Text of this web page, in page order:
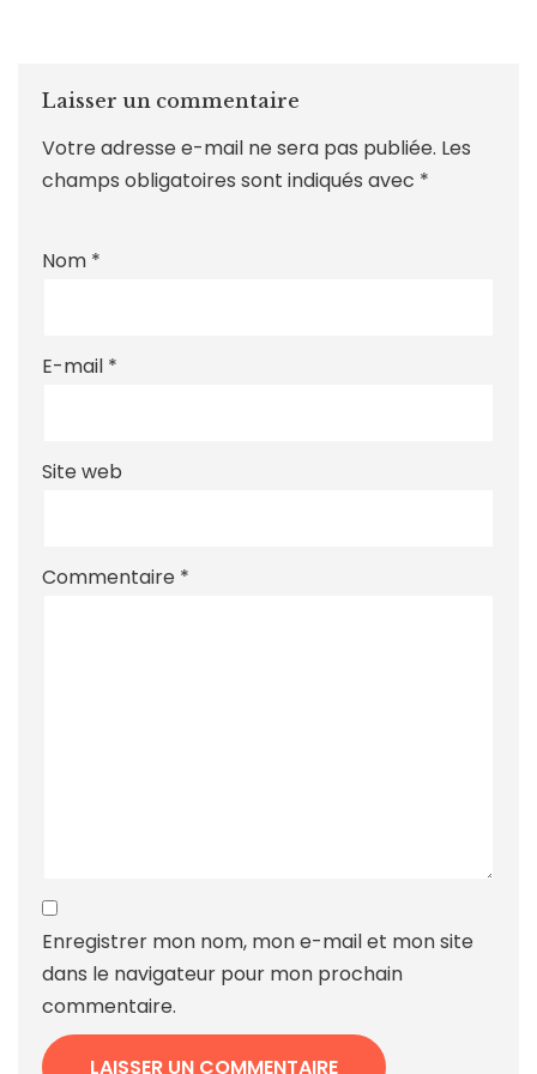
Laisser un commentaire
Votre adresse e-mail ne sera pas publiée. Les
champs obligatoires sont indiqués avec *
Nom *
E-mail *
Site web
Commentaire *
Enregistrer mon nom, mon e-mail et mon site
dans le navigateur pour mon prochain
commentaire.